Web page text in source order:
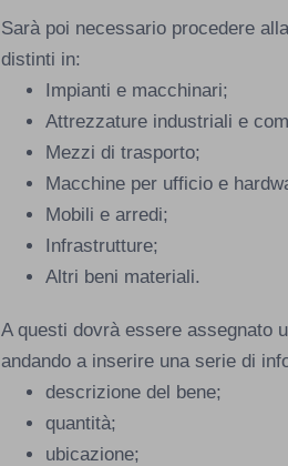
Sarà poi necessario procedere
distinti in:
Impianti e macchinari;
Attrezzature industriali e
Mezzi di trasporto;
Macchine per ufficio e
Mobili e arredi;
Infrastrutture;
Altri beni materiali.
A questi dovrà essere assegnato
andando a inserire una serie di
descrizione del bene;
quantità;
ubicazione;